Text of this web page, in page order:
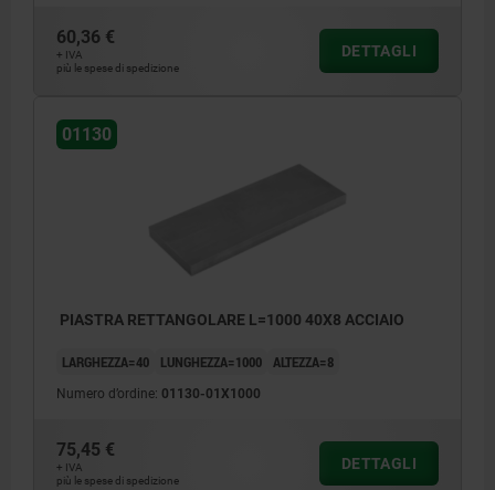
60,36 €
+ IVA
più le spese di spedizione
DETTAGLI
01130
PIASTRA RETTANGOLARE L=1000 40X8 ACCIAIO
LARGHEZZA=40 LUNGHEZZA=1000 ALTEZZA=8
Numero d’ordine: 01130-01X1000
75,45 €
+ IVA
più le spese di spedizione
DETTAGLI